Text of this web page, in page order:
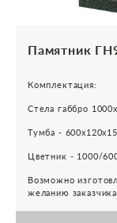
Памятник
Комплектация:
Стела габбро
Тумба -
Цветник - 1000/
Возможно
желанию заказчика